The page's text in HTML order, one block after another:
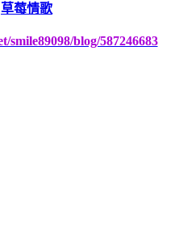
草莓情歌
smile89098/blog/587246683